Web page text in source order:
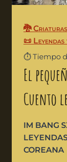
🐉
📜
⏱️ Tiempo
El
Cuento
IM BANG
COREANA